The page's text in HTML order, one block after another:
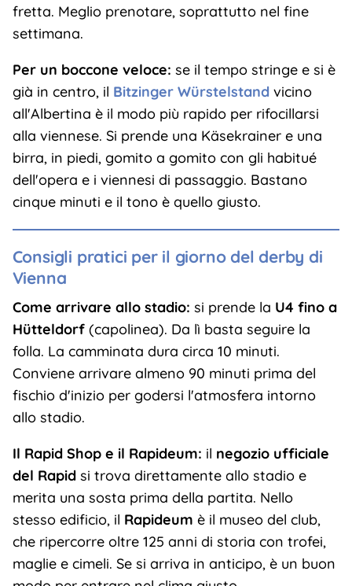
fretta. Meglio prenotare, soprattutto nel fine
settimana.
Per un boccone veloce: se il tempo stringe e si è
già in centro, il Bitzinger Würstelstandvicino
all'Albertina è il modo più rapido per rifocillarsi
alla viennese. Si prende una Käsekrainer e una
birra, in piedi, gomito a gomito con gli habitué
dell'opera e i viennesi di passaggio. Bastano
cinque minuti e il tono è quello giusto.
Consigli pratici per il giorno del derby di
Vienna
Come arrivare allo stadio: si prende la U4 fino a
Hütteldorf(capolinea). Da lì basta seguire la
folla. La camminata dura circa 10 minuti.
Conviene arrivare almeno 90 minuti prima del
fischio d'inizio per godersi l'atmosfera intorno
allo stadio.
Il Rapid Shop e il Rapideum: il negozio ufficiale
del Rapidsi trova direttamente allo stadio e
merita una sosta prima della partita. Nello
stesso edificio, il Rapideum è il museo del club,
che ripercorre oltre 125 anni di storia con trofei,
maglie e cimeli. Se si arriva in anticipo, è un buon